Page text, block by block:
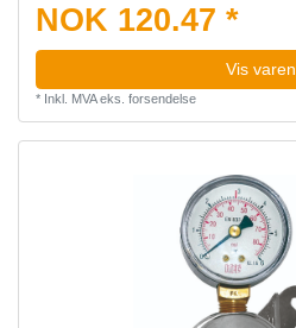
NOK 120.47 *
Vis varen
* Inkl. MVAeks. forsendelse